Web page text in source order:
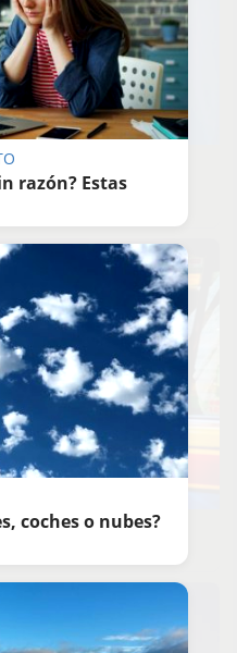
Puede ser
normal en tu país?
razón? Estas
coches o nubes?